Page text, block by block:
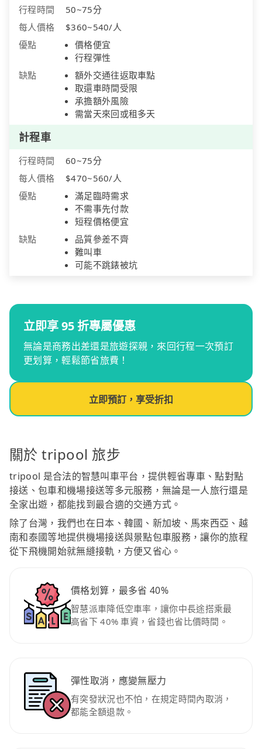
行程時間
50~75分
每人價格
$360~540/人
優點
價格便宜
行程彈性
缺點
額外交通往返取車點
取還車時間受限
承擔額外風險
需當天來回或租多天
計程車
行程時間
60~75分
每人價格
$470~560/人
優點
滿足臨時需求
不需事先付款
短程價格便宜
缺點
品質參差不齊
難叫車
可能不跳錶被坑
立即享 95 折專屬優惠
無論是商務出差還是旅遊探親，來回行程一次預訂
更划算，輕鬆節省旅費！
立即預訂，享受折扣
關於 tripool 旅步
tripool 是合法的智慧叫車平台，提供輕省專車、點對點
接送、包車和機場接送等多元服務，無論是一人旅行還是
全家出遊，都能找到最合適的交通方式。
除了台灣，我們也在日本、韓國、新加坡、馬來西亞、越
南和泰國等地提供機場接送與景點包車服務，讓你的旅程
從下飛機開始就無縫接軌，方便又省心。
價格划算，最多省 40%
智慧派車降低空車率，讓你中長途搭乘最
高省下 40% 車資，省錢也省比價時間。
彈性取消，應變無壓力
有突發狀況也不怕，在規定時間內取消，
都能全額退款。